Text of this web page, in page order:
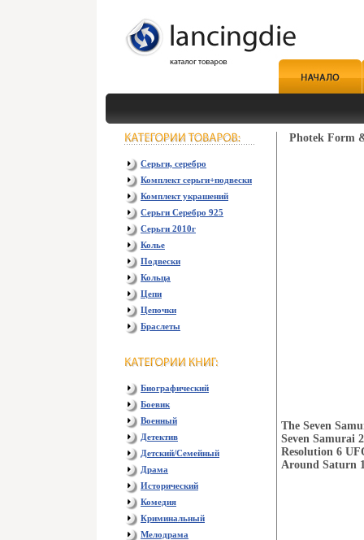
Серьги, серебро
Комплект серьги+подвески
Комплект украшений
Серьги Серебро 925
Серьги 2010г
Колье
Подвески
Кольца
Цепи
Цепочки
Браслеты
Биографический
Боевик
Военный
Детектив
Детский/Семейный
Драма
Исторический
Комедия
Криминальный
Мелодрама
Photek Form
The Seven
Seven Samurai
Resolution 6
Around Saturn